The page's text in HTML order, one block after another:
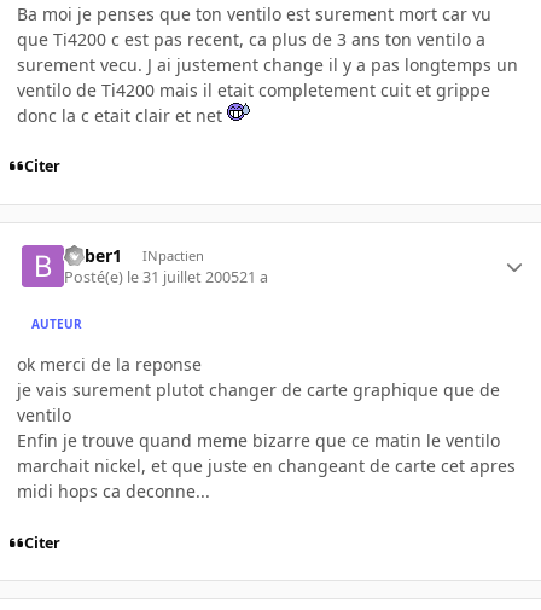
Ba moi je penses que ton ventilo est surement mort car vu
que Ti4200 c est pas recent, ca plus de 3 ans ton ventilo a
surement vecu. J ai justement change il y a pas longtemps un
ventilo de Ti4200 mais il etait completement cuit et grippe
donc la c etait clair et net
Citer
beber1 INpactien
Posté(e) le 31 juillet 200521 a
AUTEUR
ok merci de la reponse
je vais surement plutot changer de carte graphique que de
ventilo
Enfin je trouve quand meme bizarre que ce matin le ventilo
marchait nickel, et que juste en changeant de carte cet apres
midi hops ca deconne...
Citer